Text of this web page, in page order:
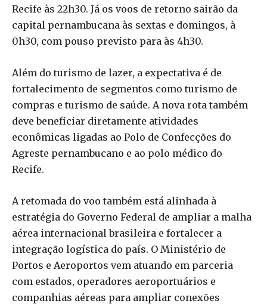
Recife às 22h30. Já os voos de retorno sairão da
capital pernambucana às sextas e domingos, à
0h30, com pouso previsto para às 4h30.
Além do turismo de lazer, a expectativa é de
fortalecimento de segmentos como turismo de
compras e turismo de saúde. A nova rota também
deve beneficiar diretamente atividades
econômicas ligadas ao Polo de Confecções do
Agreste pernambucano e ao polo médico do
Recife.
A retomada do voo também está alinhada à
estratégia do Governo Federal de ampliar a malha
aérea internacional brasileira e fortalecer a
integração logística do país. O Ministério de
Portos e Aeroportos vem atuando em parceria
com estados, operadores aeroportuários e
companhias aéreas para ampliar conexões